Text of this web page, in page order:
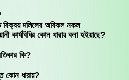
বিক্রয় দলিলের অবিকল নকল
কার্যবিধির কোন ধারায় বলা হইয়াছে?
কি?
কোন ধারায়?